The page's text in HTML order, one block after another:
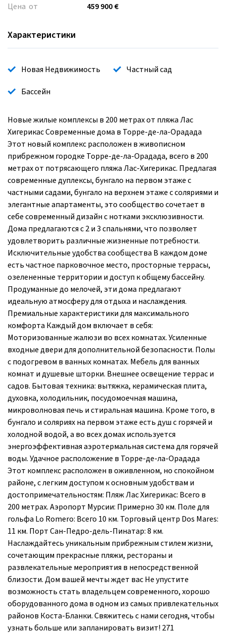
Цена от
459 900 €
Характеристики
Новая Недвижимость
Частный сад
Бассейн
Новые жилые комплексы в 200 метрах от пляжа Лас
Хигерикас Современные дома в Торре-де-ла-Орадада
Этот новый комплекс расположен в живописном
прибрежном городке Торре-де-ла-Орадада, всего в 200
метрах от потрясающего пляжа Лас-Хигерикас. Предлагая
современные дуплексы, бунгало на первом этаже с
частными садами, бунгало на верхнем этаже с соляриями и
элегантные апартаменты, это сообщество сочетает в
себе современный дизайн с нотками эксклюзивности.
Дома предлагаются с 2 и 3 спальнями, что позволяет
удовлетворить различные жизненные потребности.
Исключительные удобства сообщества В каждом доме
есть частное парковочное место, просторные террасы,
озелененные территории и доступ к общему бассейну.
Продуманные до мелочей, эти дома предлагают
идеальную атмосферу для отдыха и наслаждения.
Премиальные характеристики для максимального
комфорта Каждый дом включает в себя:
Моторизованные жалюзи во всех комнатах. Усиленные
входные двери для дополнительной безопасности. Полы
с подогревом в ванных комнатах. Мебель для ванных
комнат и душевые шторки. Внешнее освещение террас и
садов. Бытовая техника: вытяжка, керамическая плита,
духовка, холодильник, посудомоечная машина,
микроволновая печь и стиральная машина. Кроме того, в
бунгало и соляриях на первом этаже есть душ с горячей и
холодной водой, а во всех домах используется
энергоэффективная аэротермальная система для горячей
воды. Удачное расположение в Торре-де-ла-Орадада
Этот комплекс расположен в оживленном, но спокойном
районе, с легким доступом к основным удобствам и
достопримечательностям: Пляж Лас Хигерикас: Всего в
200 метрах. Аэропорт Мурсии: Примерно 30 км. Поле для
гольфа Lo Romero: Всего 10 км. Торговый центр Dos Mares:
11 км. Порт Сан-Педро-дель-Пинатар: 8 км.
Наслаждайтесь уникальным прибрежным стилем жизни,
сочетающим прекрасные пляжи, рестораны и
развлекательные мероприятия в непосредственной
близости. Дом вашей мечты ждет вас Не упустите
возможность стать владельцем современного, хорошо
оборудованного дома в одном из самых привлекательных
районов Коста-Бланки. Свяжитесь с нами сегодня, чтобы
узнать больше или запланировать визит! 271